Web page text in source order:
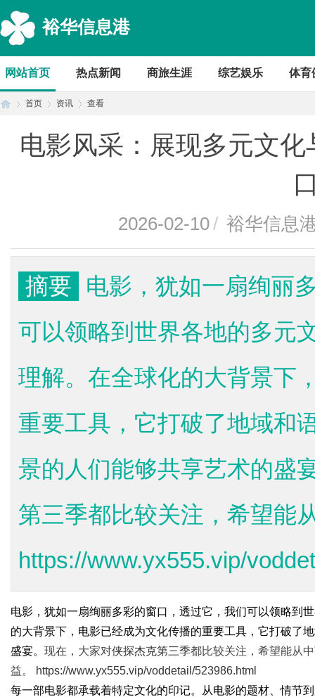
裕华信息港
网站首页 热点新闻 商旅生涯 综艺娱乐 体育
首页 资讯 查看
电影风采：展现多元文
2026-02-10/ 裕华信息
摘要
电影，犹如一扇绚丽
可以领略到世界各地的多元
理解。在全球化的大背景下
重要工具，它打破了地域和
景的人们能够共享艺术的盛
第三季都比较关注，希望能
https://www.yx555.vip/
电影，犹如一扇绚丽多彩的窗口，透过它，我们可以领略到
的大背景下，电影已经成为文化传播的重要工具，它打破了
盛宴。 现在，大家对侠探杰克第三季都比较关注，希望能从
益。
https://www.yx555.vip/voddetail/523986.html
每一部电影都承载着特定文化的印记。从电影的题材、情节